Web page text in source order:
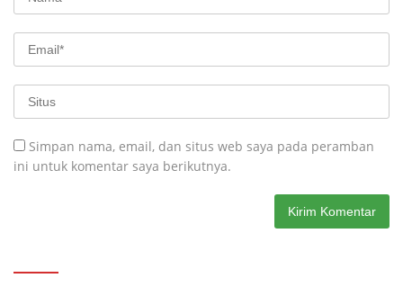
Simpan nama, email, dan situs web saya pada peramban
ini untuk komentar saya berikutnya.